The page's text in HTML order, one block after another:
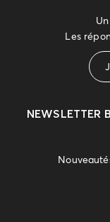
Les
NEWSLETTER